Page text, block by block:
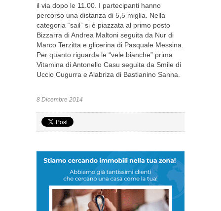
il via dopo le 11.00. I partecipanti hanno
percorso una distanza di 5,5 miglia. Nella
categoria “sail” si è piazzata al primo posto
Bizzarra di Andrea Maltoni seguita da Nur di
Marco Terzitta e glicerina di Pasquale Messina.
Per quanto riguarda le “vele bianche” prima
Vitamina di Antonello Casu seguita da Smile di
Uccio Cugurra e Alabriza di Bastianino Sanna.
8 Dicembre 2014